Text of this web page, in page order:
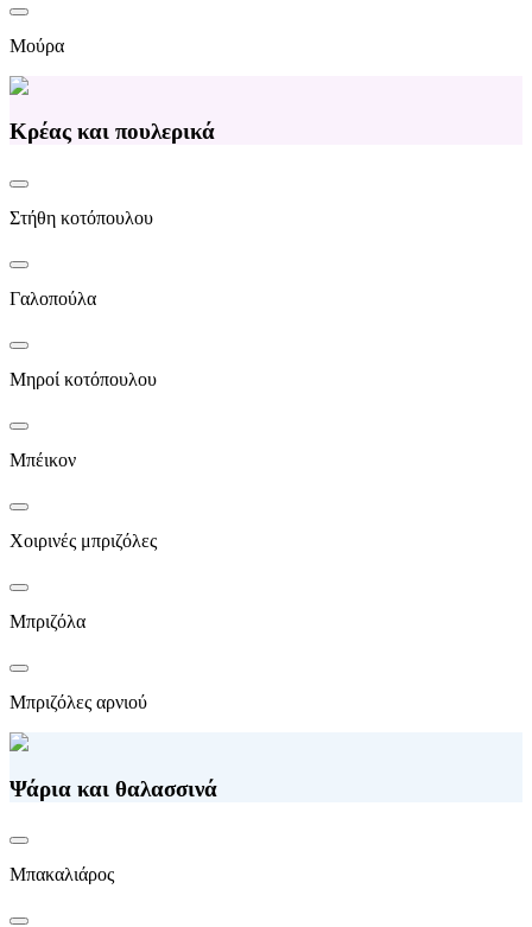
Μούρα
Κρέας και πουλερικά
Στήθη κοτόπουλου
Γαλοπούλα
Μηροί κοτόπουλου
Μπέικον
Χοιρινές μπριζόλες
Μπριζόλα
Μπριζόλες αρνιού
Ψάρια και θαλασσινά
Μπακαλιάρος